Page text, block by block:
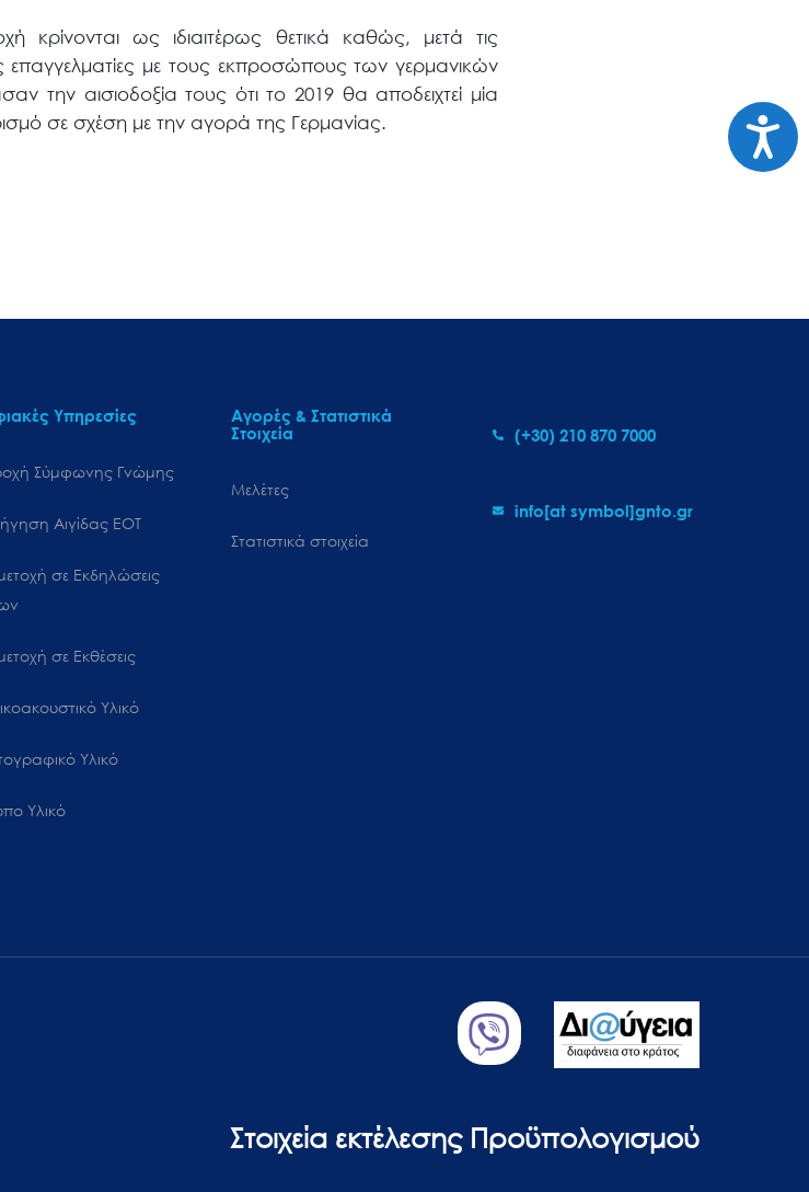
κρίνονται ως ιδιαιτέρως θετικά καθώς, μετά τις
επαγγελματίες με τους εκπροσώπους των γερμανικών
την αισιοδοξία τους ότι το 2019 θα αποδειχτεί μία
σε σχέση με την αγορά της Γερμανίας.
Υπηρεσίες
Σύμφωνης Γνώμης
Αιγίδας ΕΟΤ
σε Εκδηλώσεις
σε Εκθέσεις
Υλικό
Υλικό
Υλικό
Αγορές & Στατιστικά
Στοιχεία
Μελέτες
Στατιστικά στοιχεία
(+30) 210 870 7000
info[at symbol]gnto.gr
Στοιχεία εκτέλεσης Προϋπολογισμού